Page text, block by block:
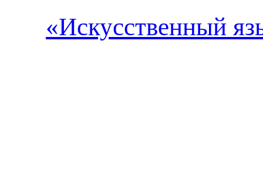
«Искусственный